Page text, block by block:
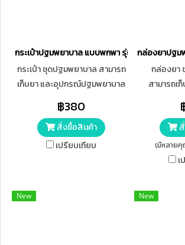
กระเป๋าปฐมพยาบาล แบบพกพา รุ่นพับได้
กระเป๋า ชุดปฐมพยาบาล สามารถ
เก็บยา และอุปกรณ์ปฐมพยาบาล
แบ่งเป็น 3 ส่วน ทำให้เป็นระเบียบ
฿380
สั่งซื้อสินค้า
เปรียบเทียบ
กล่องยาปฐม
กล่องยา
สามารถเ
เก็บ แบ่ง
ระเบียบ หยิบ
เหมาะสำห
ทาง ท่อง
(มีหลาย
เ
New New